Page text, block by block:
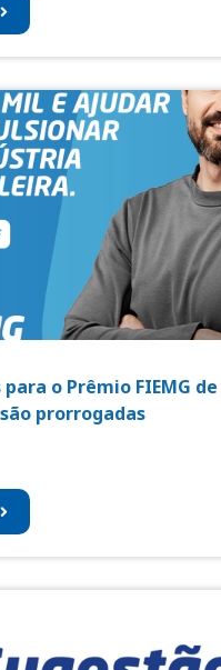
o Prêmio FIEMG de
prorrogadas